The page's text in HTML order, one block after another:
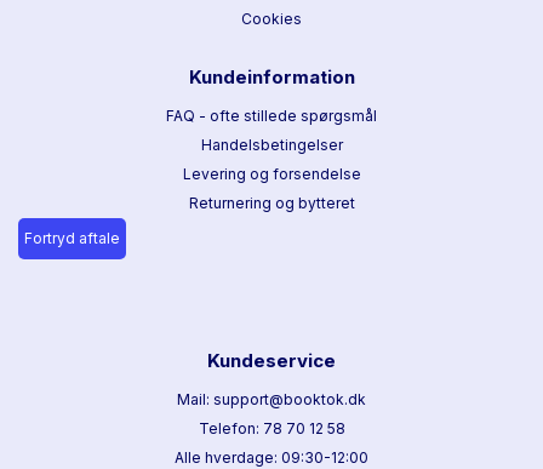
Cookies
Kundeinformation
FAQ - ofte stillede spørgsmål
Handelsbetingelser
Levering og forsendelse
Returnering og bytteret
Fortryd aftale
Kundeservice
Mail: support@booktok.dk
Telefon: 78 70 12 58
Alle hverdage: 09:30-12:00